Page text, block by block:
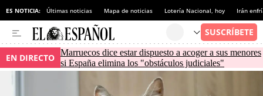
ES NOTICIA: Últimas noticias Mapa de noticias Lotería Nacional, hoy Irán
EN DIRECTO Marruecos dice estar dispuesto a acoger a sus menores
si España elimina los "obstáculos judiciales"